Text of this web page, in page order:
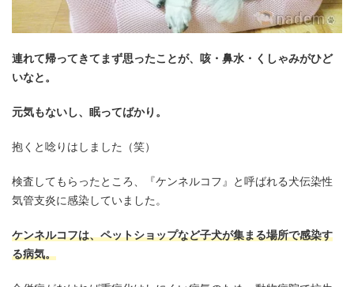
連れて帰ってきてまず思ったことが、咳・鼻水・くしゃみがひど
いなと。
元気もないし、眠ってばかり。
抱くと唸りはしました（笑）
検査してもらったところ、『ケンネルコフ』と呼ばれる犬伝染性
気管支炎に感染していました。
ケンネルコフは、ペットショップなど子犬が集まる場所で感染す
る病気。